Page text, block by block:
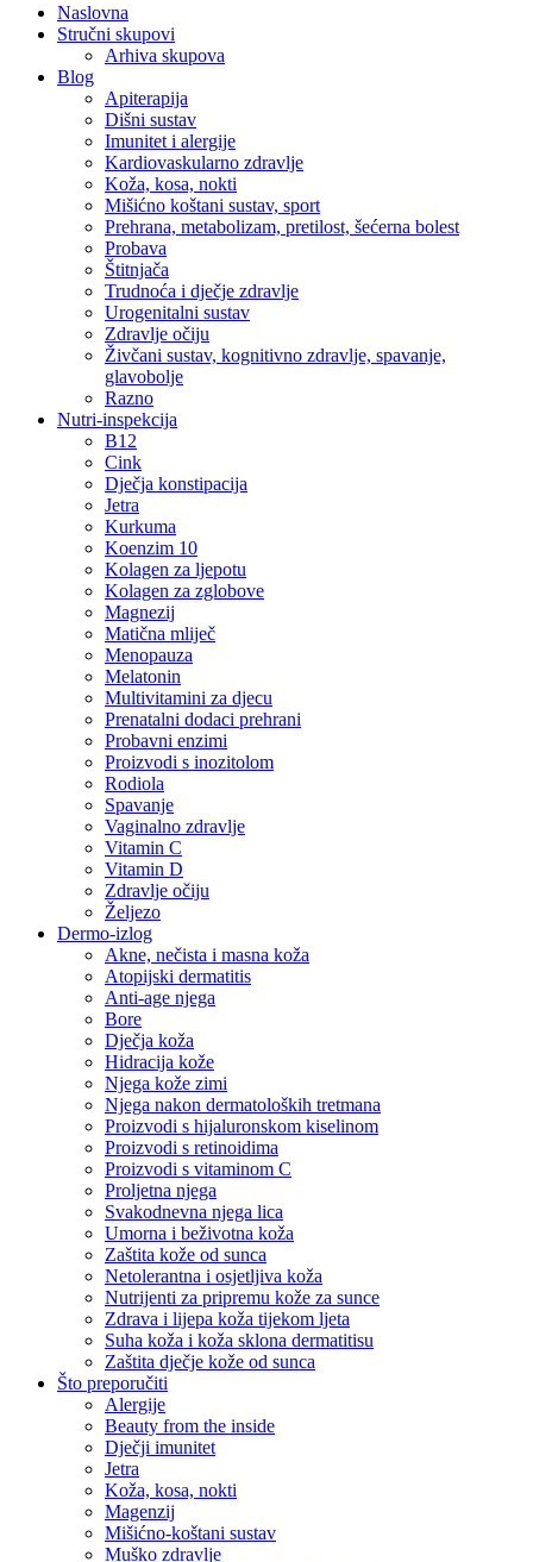
Naslovna
Stručni skupovi
Arhiva skupova
Blog
Apiterapija
Dišni sustav
Imunitet i alergije
Kardiovaskularno zdravlje
Koža, kosa, nokti
Mišićno koštani sustav, sport
Prehrana, metabolizam, pretilost, šećerna bolest
Probava
Štitnjača
Trudnoća i dječje zdravlje
Urogenitalni sustav
Zdravlje očiju
Živčani sustav, kognitivno zdravlje, spavanje,
glavobolje
Razno
Nutri-inspekcija
B12
Cink
Dječja konstipacija
Jetra
Kurkuma
Koenzim 10
Kolagen za ljepotu
Kolagen za zglobove
Magnezij
Matična mliječ
Menopauza
Melatonin
Multivitamini za djecu
Prenatalni dodaci prehrani
Probavni enzimi
Proizvodi s inozitolom
Rodiola
Spavanje
Vaginalno zdravlje
Vitamin C
Vitamin D
Zdravlje očiju
Željezo
Dermo-izlog
Akne, nečista i masna koža
Atopijski dermatitis
Anti-age njega
Bore
Dječja koža
Hidracija kože
Njega kože zimi
Njega nakon dermatoloških tretmana
Proizvodi s hijaluronskom kiselinom
Proizvodi s retinoidima
Proizvodi s vitaminom C
Proljetna njega
Svakodnevna njega lica
Umorna i beživotna koža
Zaštita kože od sunca
Netolerantna i osjetljiva koža
Nutrijenti za pripremu kože za sunce
Zdrava i lijepa koža tijekom ljeta
Suha koža i koža sklona dermatitisu
Zaštita dječje kože od sunca
Što preporučiti
Alergije
Beauty from the inside
Dječji imunitet
Jetra
Koža, kosa, nokti
Magenzij
Mišićno-koštani sustav
Muško zdravlje